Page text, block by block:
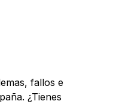
fallos e
¿Tienes